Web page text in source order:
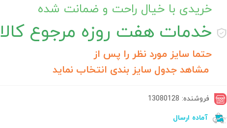
خریدی با خیال راحت و ضمانت شده
خدمات هفت روزه مرجوع کالا
حتما سایز مورد نظر را پس از
مشاهد جدول سایز بندی انتخاب نماید
فروشنده: 13080128
آماده ارسال